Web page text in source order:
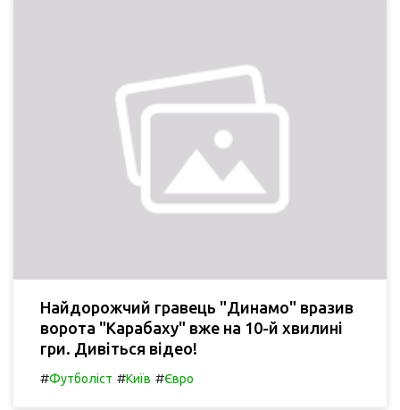
Найдорожчий гравець "Динамо" вразив
ворота "Карабаху" вже на 10-й хвилині
гри. Дивіться відео!
#Футболіст #Київ #Євро